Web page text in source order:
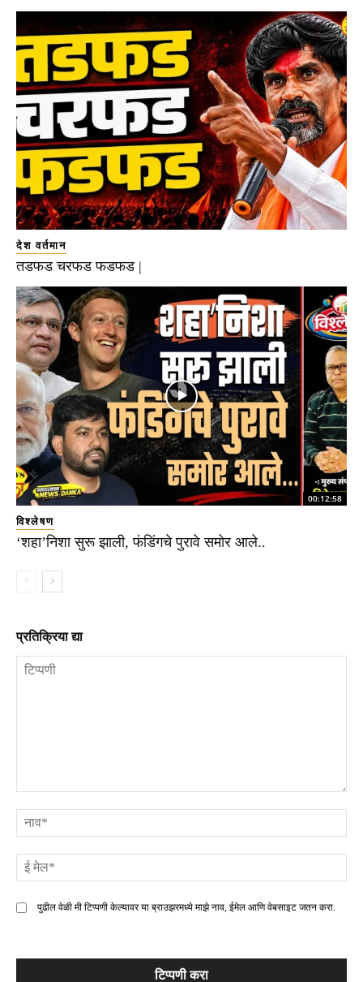
देश वर्तमान
तडफड चरफड फडफड |
00:12:58
विश्लेषण
‘शहा’निशा सुरू झाली, फंडिंगचे पुरावे समोर आले..
प्रतिक्रिया द्या
पुढील वेळी मी टिप्पणी केल्यावर या ब्राउझरमध्ये माझे नाव, ईमेल आणि वेबसाइट जतन करा.